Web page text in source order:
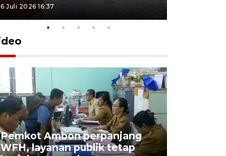
6 Juli 2026 16:37
Pemkot Ambon perpanjang
WFH, layanan publik tetap